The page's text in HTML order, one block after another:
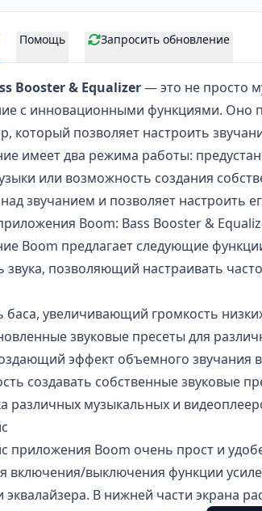
Помощь Запросить обновление
Booster & Equalizer— это не просто
с инновационными функциями. Оно
который позволяет настроить
имеет два режима работы:
или возможность создания
звучанием и позволяет настроить
Boom: Bass Booster &
Boom предлагает следующие
звука, позволяющий настраивать
баса, увеличивающий громкость
звуковые пресеты для
эффект объемного звучания
создавать собственные звуковые
различных музыкальных и
приложения Boom очень прост и
включения/выключения функции
эквалайзера. В нижней части экрана